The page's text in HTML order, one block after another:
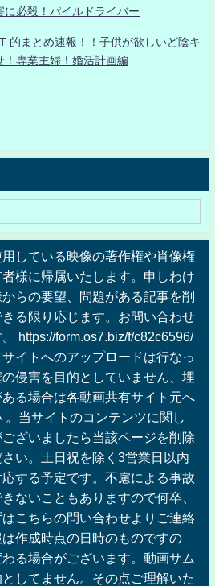
に必殺！パイルドライバー
的まとめ速報！！子供が欲しいど陰キ
！専業主婦！婚活計画編
している映像の著作権や肖像権
様に帰属いたします。申しわけ
らの要望、問題がある記事を削
る限り応じます。お問い合わせ
https://form.os7.biz/f/c82c6596/
イトへのアップロードは行なっ
侵害を目的としていません、埋
る場合は各動画共有サイト元へ
。当サイトのコンテンツに関し
ざいましたら当該ページを削除
い。土日祝を除く3営業日以内
する予定です。不慮による事故
ないこともありますので何卒、
こちらの問い合わせよりご連絡
作成時点の日時のものですの
る場合がございます。動画サム
してません。その点ご理解いた